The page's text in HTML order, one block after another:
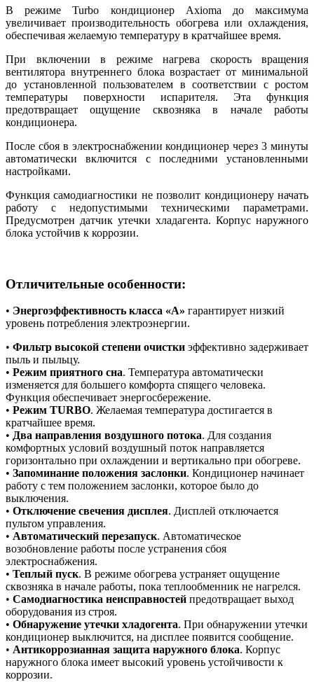
В режиме Turbo кондиционер Axioma до максимума
увеличивает производительность обогрева или охлаждения,
обеспечивая желаемую температуру в кратчайшее время.
При включении в режиме нагрева скорость вращения
вентилятора внутреннего блока возрастает от минимальной
до установленной пользователем в соответствии с ростом
температуры поверхности испарителя. Эта функция
предотвращает ощущение сквозняка в начале работы
кондиционера.
После сбоя в электроснабжении кондиционер через 3 минуты
автоматически включится с последними установленными
настройками.
Функция самодиагностики не позволит кондиционеру начать
работу с недопустимыми техническими параметрами.
Предусмотрен датчик утечки хладагента. Корпус наружного
блока устойчив к коррозии.
Отличительные особенности:
• Энергоэффективность класса «А» гарантирует низкий
уровень потребления электроэнергии.
• Фильтр высокой степени очистки эффективно задерживает
пыль и пыльцу.
• Режим приятного сна. Температура автоматически
изменяется для большего комфорта спящего человека.
Функция обеспечивает энергосбережение.
• Режим TURBO. Желаемая температура достигается в
кратчайшее время.
• Два направления воздушного потока. Для создания
комфортных условий воздушный поток направляется
горизонтально при охлаждении и вертикально при обогреве.
• Запоминание положения заслонки. Кондиционер начинает
работу с тем положением заслонки, которое было до
выключения.
• Отключение свечения дисплея. Дисплей отключается
пультом управления.
• Автоматический перезапуск. Автоматическое
возобновление работы после устранения сбоя
электроснабжения.
• Теплый пуск. В режиме обогрева устраняет ощущение
сквозняка в начале работы, пока теплообменник не нагрелся.
• Самодиагностика неисправностей предотвращает выход
оборудования из строя.
• Обнаружение утечки хладогента. При обнаружении утечки
кондиционер выключится, на дисплее появится сообщение.
• Антикоррозианная защита наружного блока. Корпус
наружного блока имеет высокий уровень устойчивости к
коррозии.